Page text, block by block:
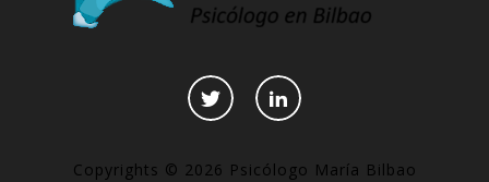
Copyrights © 2026 Psicólogo María Bilbao